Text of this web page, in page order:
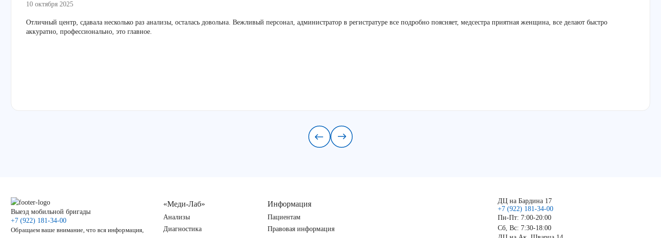
10 октября 2025
Отличный центр, сдавала несколько раз анализы, осталась довольна. Вежливый персонал, администратор в регистратуре все подробно поясняет, медсестра приятная женщина, все делают быстро
аккуратно, профессионально, это главное.
Выезд мобильной бригады
+7 (922) 181-34-00
Обращаем ваше внимание, что вся информация,
«Меди-Лаб»
Анализы
Диагностика
Информация
Пациентам
Правовая информация
ДЦ на Бардина 17
+7 (922) 181-34-00
Пн-Пт: 7:00-20:00
Сб, Вс: 7:30-18:00